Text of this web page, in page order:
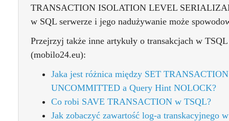
TRANSACTION ISOLATION LEVEL
w SQL serwerze i jego nadużywanie może
Przejrzyj także inne artykuły o transakcjach w
(mobilo24.eu):
Jaka jest różnica między SET
UNCOMMITTED a Query Hint NOLOCK?
Co robi SAVE TRANSACTION w TSQL?
Jak zobaczyć zawartość log-a transkacyjnego